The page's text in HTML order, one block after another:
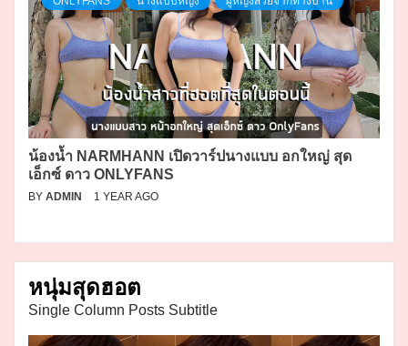
น้องน้ำ NARMHANN เปิดวาร์ปนางแบบ อกใหญ่ สุด
เอ็กซ์ ดาว ONLYFANS
BY ADMIN 1 YEAR AGO
หนุ่มสุดฮอต
Single Column Posts Subtitle